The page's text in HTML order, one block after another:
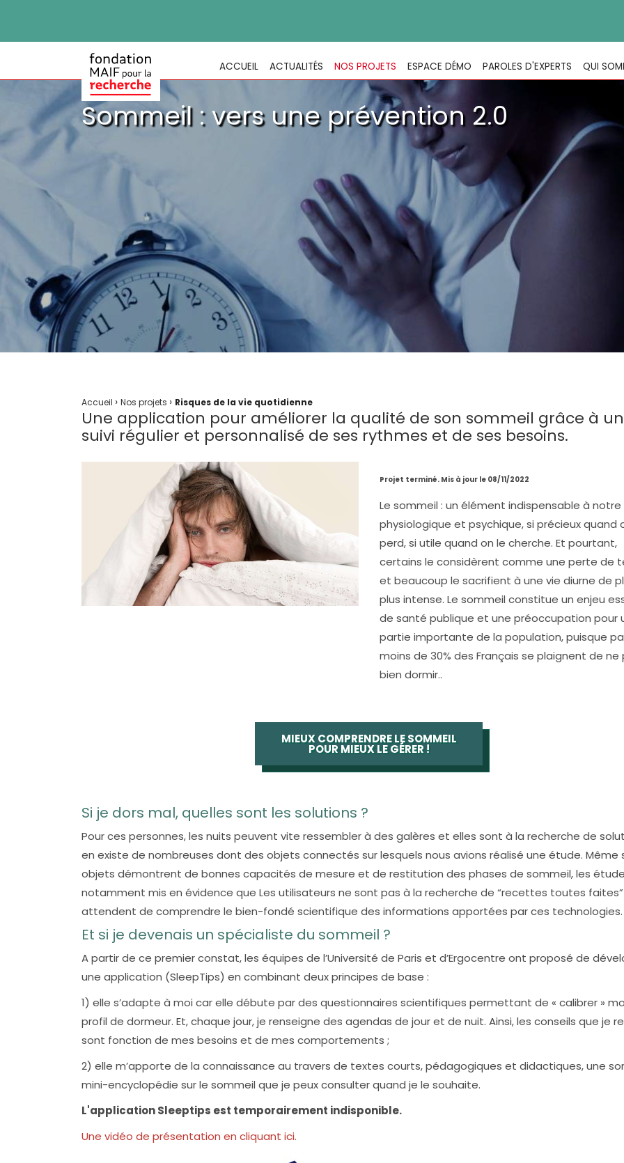
ACCUEIL ACTUALITÉS NOS PROJETS ESPACE DÉMO PAROLES D'EXPERTS QUI
Sommeil : vers une prévention 2.0
Accueil › Nos projets › Risques de la vie quotidienne
Une application pour améliorer la qualité de son sommeil grâce à un
suivi régulier et personnalisé de ses rythmes et de ses besoins.
Projet terminé. Mis à jour le 08/11/2022
Le sommeil : un élément indispensable à
physiologique et psychique, si précieux quand
perd, si utile quand on le cherche. Et pourtant,
certains le considèrent comme une perte de
et beaucoup le sacrifient à une vie diurne de
plus intense. Le sommeil constitue un enjeu
de santé publique et une préoccupation pour
partie importante de la population, puisque
moins de 30% des Français se plaignent de ne
bien dormir..
MIEUX COMPRENDRE LE SOMMEIL
POUR MIEUX LE GÉRER !
Si je dors mal, quelles sont les solutions ?
Pour ces personnes, les nuits peuvent vite ressembler à des galères et elles sont à la recherche de
en existe de nombreuses dont des objets connectés sur lesquels nous avions réalisé une étude. Même
objets démontrent de bonnes capacités de mesure et de restitution des phases de sommeil, les
notamment mis en évidence que Les utilisateurs ne sont pas à la recherche de “recettes toutes
attendent de comprendre le bien-fondé scientifique des informations apportées par ces technologies.
Et si je devenais un spécialiste du sommeil ?
A partir de ce premier constat, les équipes de l’Université de Paris et d’Ergocentre ont proposé de
une application (SleepTips) en combinant deux principes de base :
1) elle s’adapte à moi car elle débute par des questionnaires scientifiques permettant de « calibrer »
profil de dormeur. Et, chaque jour, je renseigne des agendas de jour et de nuit. Ainsi, les conseils que je
sont fonction de mes besoins et de mes comportements ;
2) elle m’apporte de la connaissance au travers de textes courts, pédagogiques et didactiques, une
mini-encyclopédie sur le sommeil que je peux consulter quand je le souhaite.
L'application Sleeptips est temporairement indisponible.
Une vidéo de présentation en cliquant ici.